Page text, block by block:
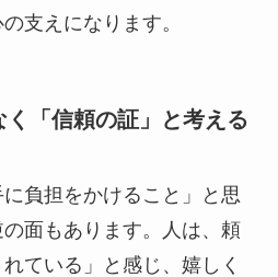
支えになります。
「信頼の証」と考える
に負担をかけること」と思
面もあります。人は、頼
ている」と感じ、嬉しく